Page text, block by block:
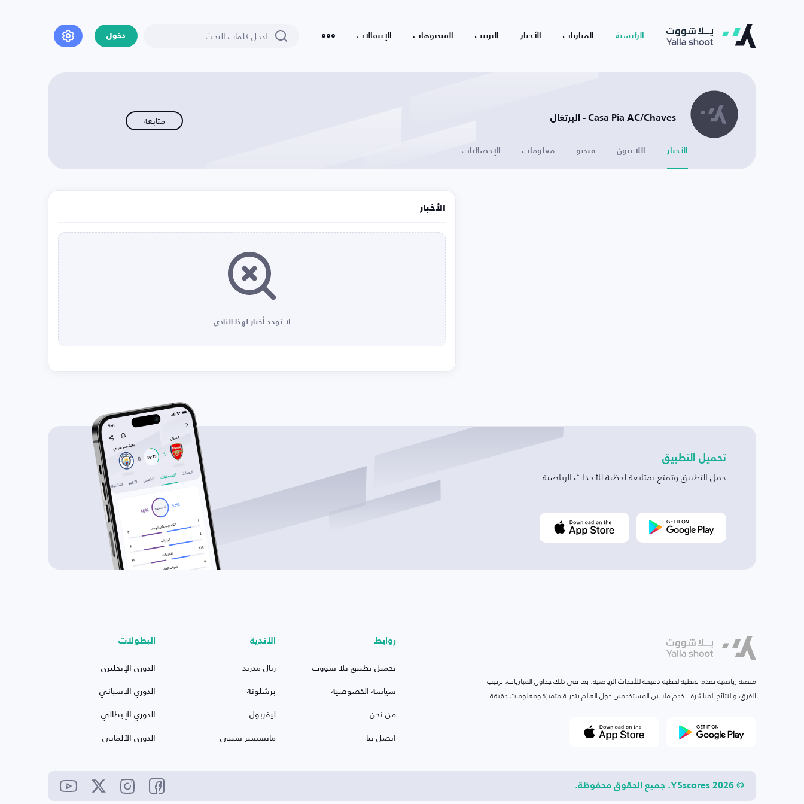
الرئيسية المباريات الأخبار الترتيب الفيديوهات الإنتقالات دخول
Casa Pia AC/Chaves - البرتغال متابعة
الأخبار اللاعبون فيديو معلومات الإحصائيات
الأخبار
لا توجد أخبار لهذا النادي
تحميل التطبيق
حمل التطبيق وتمتع بمتابعة لحظية للأحداث الرياضية
منصة رياضية تقدم تغطية لحظية دقيقة للأحداث الرياضية، بما في ذلك جداول المباريات، ترتيب
الفرق، والنتائج المباشرة. نخدم ملايين المستخدمين حول العالم بتجربة متميزة ومعلومات دقيقة.
روابط
تحميل تطبيق يلا شووت
سياسة الخصوصية
من نحن
اتصل بنا
الأندية
ريال مدريد
برشلونة
ليفربول
مانشستر سيتي
البطولات
الدوري الإنجليزي
الدوري الإسباني
الدوري الإيطالي
الدوري الألماني
© 2026 YSscores. جميع الحقوق محفوظة.